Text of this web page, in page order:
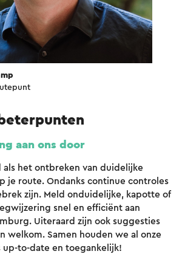
aan ons door
als het ontbreken van duidelijke
je route. Ondanks continue controles
zijn. Meld onduidelijke, kapotte of
snel en efficiënt aan
Uiteraard zijn ook suggesties
welkom. Samen houden we al onze
up-to-date en toegankelijk!